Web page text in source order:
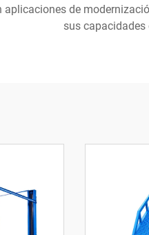
aplicaciones de
sus